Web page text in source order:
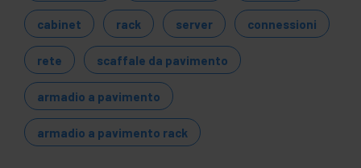
cabinet rack server connessioni
rete scaffale da pavimento
armadio a pavimento
armadio a pavimento rack